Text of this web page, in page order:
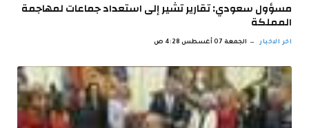
مسؤول سعودي: تقارير تشير إلى استعداد جماعات لمهاجمة
المملكة
اخر الاخبار الجمعة 07 أغسطس 4:28 ص